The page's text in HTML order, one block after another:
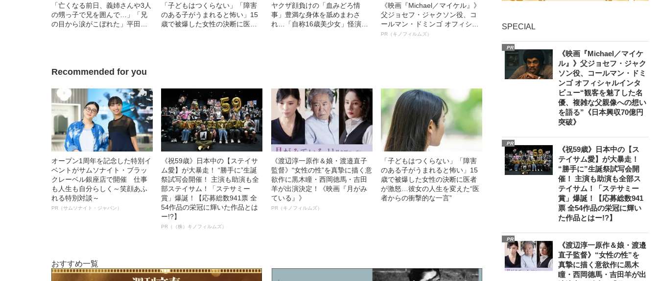
「亡くなる前日、義姉さんや3人
の甥っ子で兄を囲んで…」「兄
の目から涙がこぼれた」平田満
「子どもはつくらない」「障害
のある子がうまれると怖い」15
歳で被爆した女性の決断に医者
ヤクザ顔負けの「血みどろ情
事」豊満な身体を舐めまわさ
れ…「自称16歳美少女」怪演
《映画『Michael／マイケル』》
父ジョセフ・ジャクソン役、コ
ールマン・ドミンゴ オフィシャ
ルインタビュー“観客を魅了した
PR（キノフィルムズ）
Recommended for you
オープン1周年を記念した特別イ
ベントがサムソナイト・ブラッ
クレーベル銀座店で開催 仕事
も人生も自分らしく～笑顔あふ
れる特別対談～
PR（サムソナイト・ジャパン）
《祝59歳》日本中の【ステイサ
ム愛】が大暴走！ “勝手に”生誕
祭試写会開催！ 主演も助演も全
部ステイサム！「ステサミー
賞」爆誕！【応募総数941票 全
54作品の栄冠に輝いた作品とは
ー!?】
PR（（株）キノフィルムズ）
《渡辺淳一原作＆娘・渡邉直子
監督》“女性の性”を真摯に描く意
欲作に黒木瞳・西岡德馬・吉田
羊が出演決定！《映画『月がみ
ている』》
PR（キノフィルムズ）
「子どもはつくらない」「障害
のある子がうまれると怖い」15
歳で被爆した女性の決断に医者
が激怒…彼女の人生を変えた“医
者からの衝撃的な一言”
おすすめ一覧
SPECIAL
PR
《映画『Michael／マイケ
ル』》父ジョセフ・ジャク
ソン役、コールマン・ドミ
ンゴ オフィシャルインタ
ビュー“観客を魅了した名
優、複雑な父親像への想い
を語る”《日本興収70億円
突破》
PR
《祝59歳》日本中の【ス
テイサム愛】が大暴走！
“勝手に”生誕祭試写会開
催！ 主演も助演も全部ス
テイサム！「ステサミー
賞」爆誕！【応募総数941
票 全54作品の栄冠に輝い
た作品とはー!?】
PR
《渡辺淳一原作＆娘・渡邉
直子監督》“女性の性”を
真摯に描く意欲作に黒木
瞳・西岡德馬・吉田羊が出